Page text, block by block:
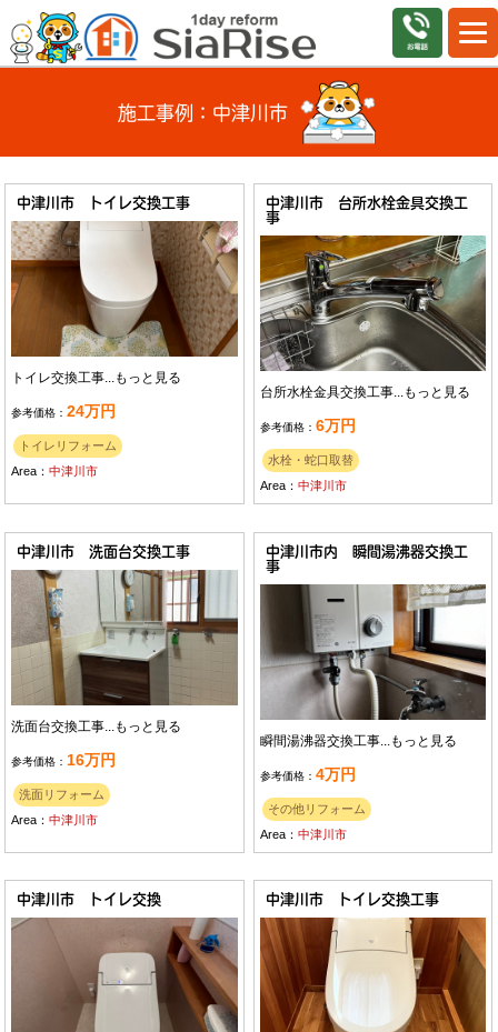
施工事例：中津川市
中津川市 トイレ交換工事
トイレ交換工事...もっと見る
参考価格：24万円
トイレリフォーム
Area：中津川市
中津川市 台所水栓金具交換工
事
台所水栓金具交換工事...もっと見る
参考価格：6万円
水栓・蛇口取替
Area：中津川市
中津川市 洗面台交換工事
洗面台交換工事... もっと見る
参考価格： 16万円
洗面リフォーム
Area：中津川市
中津川市内 瞬間湯沸器交換工
事
瞬間湯沸器交換工事... もっと見る
参考価格：4万円
その他リフォーム
Area：中津川市
中津川市 トイレ交換 中津川市 トイレ交換工事